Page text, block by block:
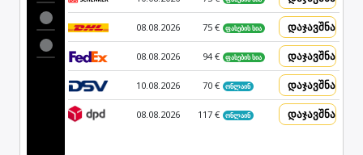
08.08.2026 75 € ფასების სია დაჯავშნა
08.08.2026 94 € ფასების სია დაჯავშნა
10.08.2026 70 € ონლაინ დაჯავშნა
08.08.2026 117 € ონლაინ დაჯავშნა